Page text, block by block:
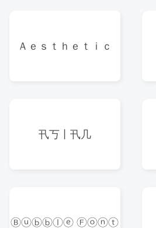
Ａｅｓｔｈｅｔｉｃ
卂丂丨卂几
Ⓑⓤⓑⓑⓛⓔ Ⓕⓞⓝⓣ